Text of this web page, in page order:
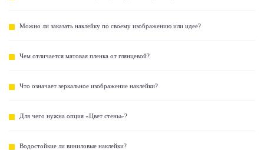
Можно ли заказать наклейку по своему изображению или идее?
Чем отличается матовая пленка от глянцевой?
Что означает зеркальное изображение наклейки?
Для чего нужна опция «Цвет стены»?
Водостойкие ли виниловые наклейки?